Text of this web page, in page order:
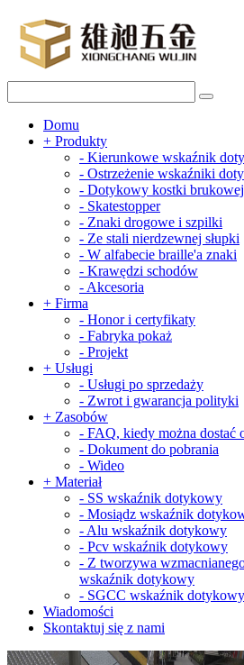
Domu
+ Produkty
- Kierunkowe wskaźnik
- Ostrzeżenie wskaźniki
- Dotykowy kostki brukowej
- Skatestopper
- Znaki drogowe i szpilki
- Ze stali nierdzewnej słupki
- W alfabecie braille'a znaki
- Krawędzi schodów
- Akcesoria
+ Firma
- Honor i certyfikaty
- Fabryka pokaż
- Projekt
+ Usługi
- Usługi po sprzedaży
- Zwrot i gwarancja polityki
+ Zasobów
- FAQ, kiedy można dostać
- Dokument do pobrania
- Wideo
+ Materiał
- SS wskaźnik dotykowy
- Mosiądz wskaźnik
- Alu wskaźnik dotykowy
- Pcv wskaźnik dotykowy
- Z tworzywa
wskaźnik dotykowy
- SGCC wskaźnik dotykowy
Wiadomości
Skontaktuj się z nami